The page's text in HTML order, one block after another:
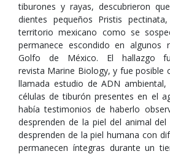
tiburones y rayas, descubrieron
dientes pequeños Pristis
territorio mexicano como se
permanece escondido en algunos
Golfo de México. El hallazgo
revista Marine Biology, y fue posible
llamada estudio de ADN
células de tiburón presentes en el
había testimonios de haberlo
desprenden de la piel del animal
desprenden de la piel humana con
permanecen íntegras durante un